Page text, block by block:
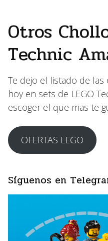
Otros
Technic
Te dejo el listado de las
hoy en sets de LEGO
escoger el que mas te
OFERTAS LEGO
Síguenos en